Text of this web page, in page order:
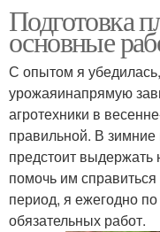
Подготовка
основные
С опытом я
урожаяинапрямую
агротехники в
правильной. В
предстоит выдержать
помочь им
период, я ежегодно
обязательных работ.